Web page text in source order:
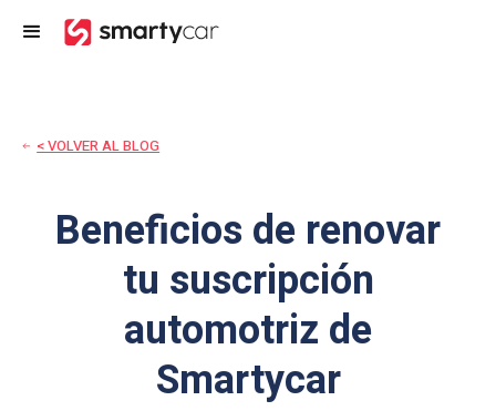
< VOLVER AL BLOG
Beneficios de renovar
tu suscripción
automotriz de
Smartycar